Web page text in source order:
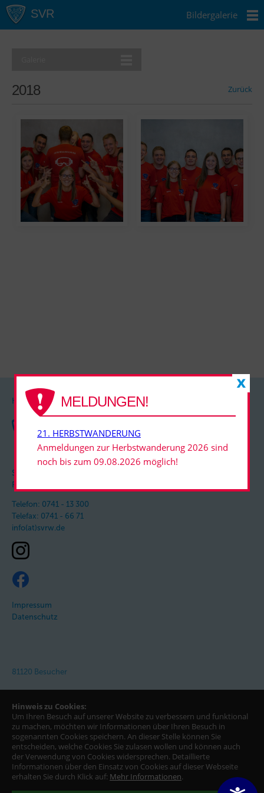
Hinweis zu Cookies:
Um Ihren Besuch auf unserer Website zu verbessern und funktional
zu machen, möchten wir Informationen über Ihren Besuch in
sogenannten Cookies speichern. An dieser Stelle können Sie
entscheiden, welche Cookies Sie zulasen wollen und können auch
der Verwendung von Cookies widersprechen. Detaillierte
Informationen über den Einsatz von Cookies auf dieser Webseite
erhalten Sie durch Klick auf: Mehr Informationen.
Bildergalerie
Zurück
2018
KONTAKT
SCHNEELAUFVEREIN
ROTTWEIL e.V.
Telefon: 0741 - 13 300
Telefax: 0741 - 66 71
info(at)svrw.de
Impressum
Datenschutz
81120 Besucher
MELDUNGEN!
21. HERBSTWANDERUNG
Anmeldungen zur Herbstwanderung 2026 sind
noch bis zum 09.08.2026 möglich!